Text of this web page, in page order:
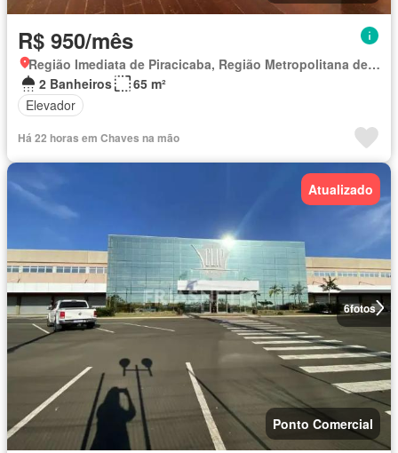
R$ 950/mês
Região Imediata de Piracicaba, Região Metropolitana de Piracicaba
2 Banheiros
65 m²
Elevador
Há 22 horas em Chaves na mão
6fotos
Atualizado
Ponto Comercial